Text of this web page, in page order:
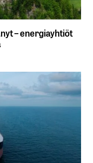
– energiayhtiöt